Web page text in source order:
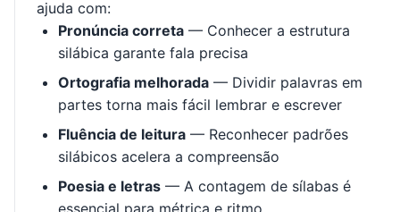
ajuda com:
Pronúncia correta — Conhecer a estrutura
silábica garante fala precisa
Ortografia melhorada — Dividir palavras em
partes torna mais fácil lembrar e escrever
Fluência de leitura — Reconhecer padrões
silábicos acelera a compreensão
Poesia e letras — A contagem de sílabas é